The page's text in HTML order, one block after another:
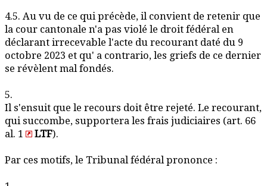
4.5. Au vu de ce qui précède, il convient de retenir que
la cour cantonale n'a pas violé le droit fédéral en
déclarant irrecevable l'acte du recourant daté du 9
octobre 2023 et qu' a contrario, les griefs de ce dernier
se révèlent mal fondés.
5.
Il s'ensuit que le recours doit être rejeté. Le recourant,
qui succombe, supportera les frais judiciaires (art. 66
al. 1
LTF).
Par ces motifs, le Tribunal fédéral prononce :